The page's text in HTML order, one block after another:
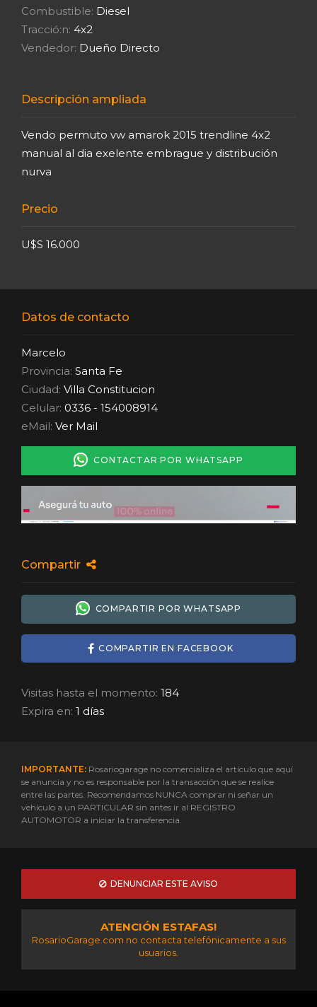
Combustible: Diesel
Tracció:n: 4x2
Vendedor: Dueño Directo
Descripción ampliada
Vendo permuto vw amarok 2015 trendline 4x2
manual al dia exelente embrague y distribución
nurva
Precio
U$S 16.000
Datos de contacto
Marcelo
Provincia: Santa Fe
Ciudad: Villa Constitucion
Celular: 0336 - 154008914
eMail: Ver Mail
CONTACTAR POR WHATSAPP
Compartir
COMPARTIR POR WHATSAPP
COMPARTIR EN FACEBOOK
Visitas hasta el momento: 184
Expira en: 1 días
IMPORTANTE: Rosariogarage no comercializa el artículo que aquí
se anuncia y no es responsable por la transacción que se realice
entre las partes. Recomendamos NUNCA comprar ni señar un
vehículo a un PARTICULAR sin antes ir al REGISTRO
AUTOMOTOR a iniciar la transferencia.
DENUNCIAR ESTE AVISO
ATENCIÓN ESTAFAS!
RosarioGarage.com no contacta telefónicamente a sus
usuarios.